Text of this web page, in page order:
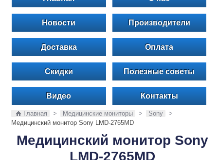
Новости Производители
Доставка Оплата
Скидки Полезные советы
Видео Контакты
Главная > Медицинские мониторы > Sony
>
Медицинский монитор Sony LMD-2765MD
Медицинский монитор Sony
LMD-2765MD